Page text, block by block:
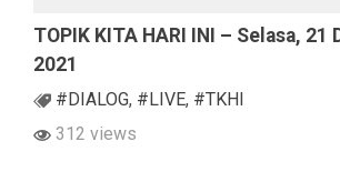
TOPIK KITA HARI INI – Selasa, 21
2021
#DIALOG, #LIVE, #TKHI
312 views